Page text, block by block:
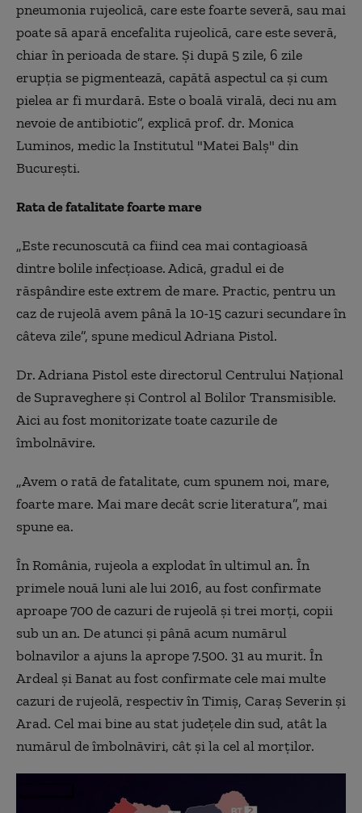
pneumonia rujeolică, care este foarte severă, sau mai
poate să apară encefalita rujeolică, care este severă,
chiar în perioada de stare. Şi după 5 zile, 6 zile
erupţia se pigmentează, capătă aspectul ca şi cum
pielea ar fi murdară. Este o boală virală, deci nu am
nevoie de antibiotic”, explică prof. dr. Monica
Luminos, medic la Institutul "Matei Balş" din
București.
Rata de fatalitate foarte mare
„Este recunoscută ca fiind cea mai contagioasă
dintre bolile infecţioase. Adică, gradul ei de
răspândire este extrem de mare. Practic, pentru un
caz de rujeolă avem până la 10-15 cazuri secundare în
câteva zile”, spune medicul Adriana Pistol.
Dr. Adriana Pistol este directorul Centrului Naţional
de Supraveghere şi Control al Bolilor Transmisible.
Aici au fost monitorizate toate cazurile de
îmbolnăvire.
„Avem o rată de fatalitate, cum spunem noi, mare,
foarte mare. Mai mare decât scrie literatura”, mai
spune ea.
În România, rujeola a explodat în ultimul an. În
primele nouă luni ale lui 2016, au fost confirmate
aproape 700 de cazuri de rujeolă şi trei morţi, copii
sub un an. De atunci şi până acum numărul
bolnavilor a ajuns la aprope 7.500. 31 au murit. În
Ardeal şi Banat au fost confirmate cele mai multe
cazuri de rujeolă, respectiv în Timiş, Caraş Severin şi
Arad. Cel mai bine au stat judeţele din sud, atât la
numărul de îmbolnăviri, cât şi la cel al morţilor.